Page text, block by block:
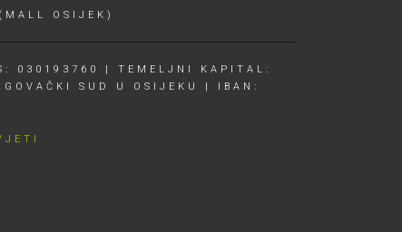
OSIJEK)
030193760 | TEMELJNI KAPITAL:
SUD U OSIJEKU | IBAN: